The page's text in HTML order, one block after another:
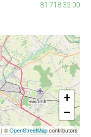
81 718 32 00
+
−
| ©OpenStreetMapcontributors